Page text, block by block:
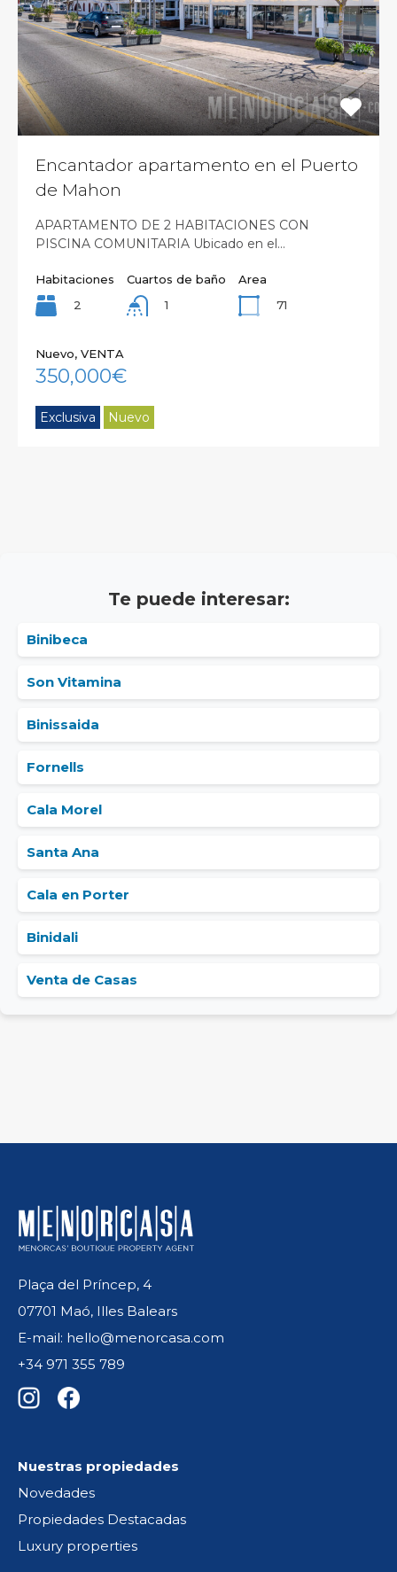
Encantador apartamento en el Puerto
de Mahon
APARTAMENTO DE 2 HABITACIONES CON
PISCINA COMUNITARIA Ubicado en el…
Habitaciones
2
Cuartos de baño
1
Area
71
Nuevo, VENTA
350,000€
Exclusiva Nuevo
Te puede interesar:
Binibeca
Son Vitamina
Binissaida
Fornells
Cala Morel
Santa Ana
Cala en Porter
Binidali
Venta de Casas
Plaça del Príncep, 4
07701 Maó, Illes Balears
E-mail: hello@menorcasa.com
+34 971 355 789
Nuestras propiedades
Novedades
Propiedades Destacadas
Luxury properties